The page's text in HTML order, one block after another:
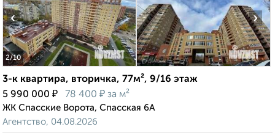
2/10
‹ ›
3-к квартира, вторичка, 77м², 9/16 этаж
5 990 000 ₽ 78 400 ₽ за м²
ЖК Спасские Ворота, Спасская 6А
Агентство, 04.08.2026